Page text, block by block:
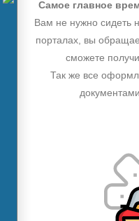
Самое главное
Вам не нужно сидеть
порталах, вы
сможете
Так же все